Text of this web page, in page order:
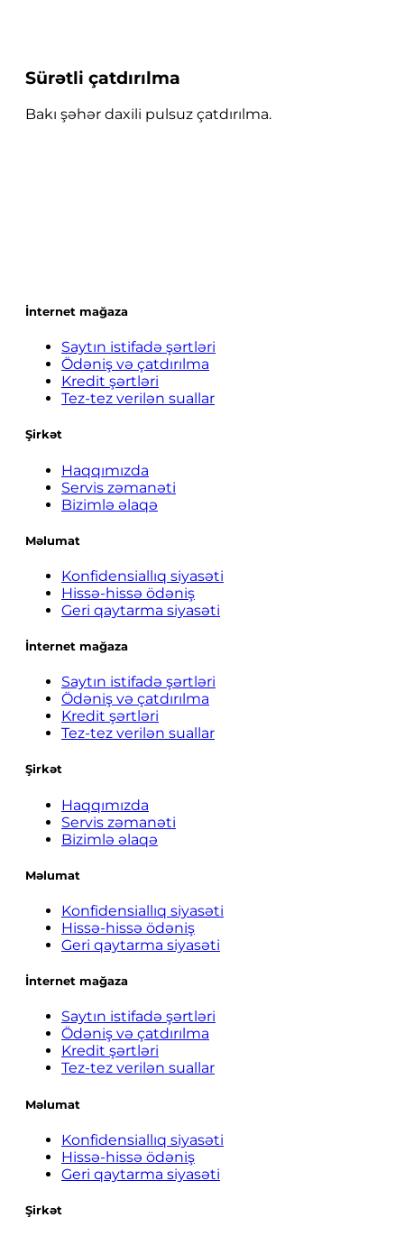
Sürətli çatdırılma
Bakı şəhər daxili pulsuz çatdırılma.
İnternet mağaza
Saytın istifadə şərtləri
Ödəniş və çatdırılma
Kredit şərtləri
Tez-tez verilən suallar
Şirkət
Haqqımızda
Servis zəmanəti
Bizimlə əlaqə
Məlumat
Konfidensiallıq siyasəti
Hissə-hissə ödəniş
Geri qaytarma siyasəti
İnternet mağaza
Saytın istifadə şərtləri
Ödəniş və çatdırılma
Kredit şərtləri
Tez-tez verilən suallar
Şirkət
Haqqımızda
Servis zəmanəti
Bizimlə əlaqə
Məlumat
Konfidensiallıq siyasəti
Hissə-hissə ödəniş
Geri qaytarma siyasəti
İnternet mağaza
Saytın istifadə şərtləri
Ödəniş və çatdırılma
Kredit şərtləri
Tez-tez verilən suallar
Məlumat
Konfidensiallıq siyasəti
Hissə-hissə ödəniş
Geri qaytarma siyasəti
Şirkət